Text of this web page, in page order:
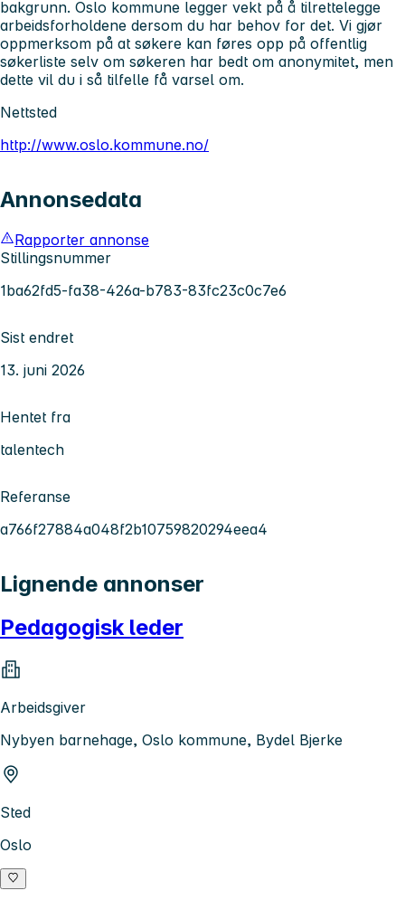
bakgrunn. Oslo kommune legger vekt på å tilrettelegge
arbeidsforholdene dersom du har behov for det. Vi gjør
oppmerksom på at søkere kan føres opp på offentlig
søkerliste selv om søkeren har bedt om anonymitet, men
dette vil du i så tilfelle få varsel om.
Nettsted
http://www.oslo.kommune.no/
Annonsedata
Rapporter annonse
Stillingsnummer
1ba62fd5-fa38-426a-b783-83fc23c0c7e6
Sist endret
13. juni 2026
Hentet fra
talentech
Referanse
a766f27884a048f2b10759820294eea4
Lignende annonser
Pedagogisk leder
Arbeidsgiver
Nybyen barnehage, Oslo kommune, Bydel Bjerke
Sted
Oslo